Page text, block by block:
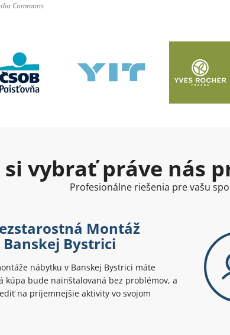
Commons
si vybrať práve nás
Profesionálne riešenia pre vašu
Montáž
Bystrici
nábytku v Banskej Bystrici máte
kúpa bude nainštalovaná bez problémov, a
na príjemnejšie aktivity vo svojom